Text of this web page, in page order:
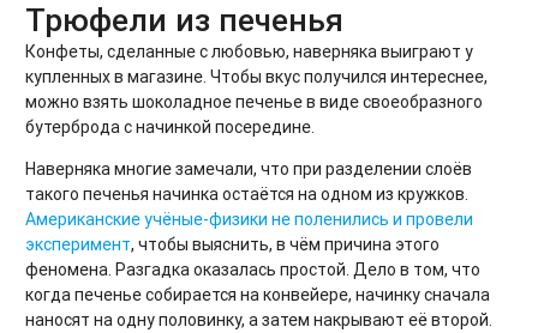
Трюфели из печенья
Конфеты, сделанные с любовью, наверняка выиграют у
купленных в магазине. Чтобы вкус получился интереснее,
можно взять шоколадное печенье в виде своеобразного
бутерброда с начинкой посередине.
Наверняка многие замечали, что при разделении слоёв
такого печенья начинка остаётся на одном из кружков.
Американские учёные-физики не поленились и провели
эксперимент, чтобы выяснить, в чём причина этого
феномена. Разгадка оказалась простой. Дело в том, что
когда печенье собирается на конвейере, начинку сначала
наносят на одну половинку, а затем накрывают её второй.